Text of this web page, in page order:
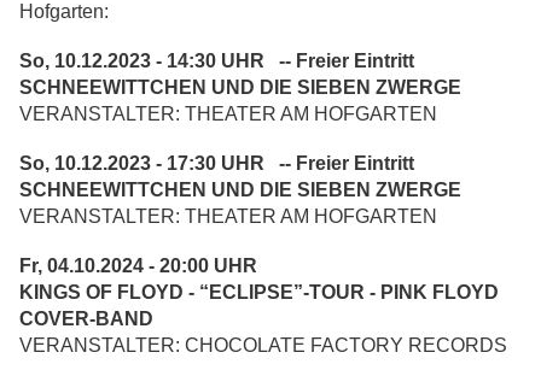
Hofgarten:
So, 10.12.2023 - 14:30 UHR -- Freier Eintritt
SCHNEEWITTCHEN UND DIE SIEBEN ZWERGE
VERANSTALTER: THEATER AM HOFGARTEN
So, 10.12.2023 - 17:30 UHR -- Freier Eintritt
SCHNEEWITTCHEN UND DIE SIEBEN ZWERGE
VERANSTALTER: THEATER AM HOFGARTEN
Fr, 04.10.2024 - 20:00 UHR
KINGS OF FLOYD - “ECLIPSE”-TOUR - PINK FLOYD
COVER-BAND
VERANSTALTER: CHOCOLATE FACTORY RECORDS